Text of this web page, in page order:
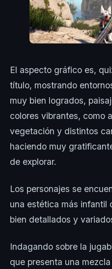
El aspecto gráfico es,
título, mostrando
muy bien logrados,
colores vibrantes, como
vegetación y distintos
haciendo muy
de explorar.
Los personajes se
una estética más infantil
bien detallados y
Indagando sobre la
que presenta una